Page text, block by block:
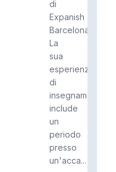
di
Expanish
Barcelona.
La
sua
esperienza
di
insegnamento
include
un
periodo
presso
un'acca...